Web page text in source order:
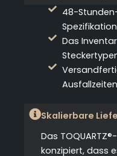
48-
Das
Skalierbare
Das
konzipiert, dass